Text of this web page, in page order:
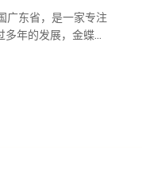
广东省，是一家专注
年的发展，金蝶科
域。